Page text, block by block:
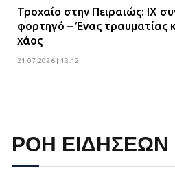
Τροχαίο στην Πειραιώς: ΙΧ
φορτηγό – Ένας τραυματίας
χάος
21.07.2026 | 13:12
ΡΟΗ ΕΙΔΗΣΕΩΝ